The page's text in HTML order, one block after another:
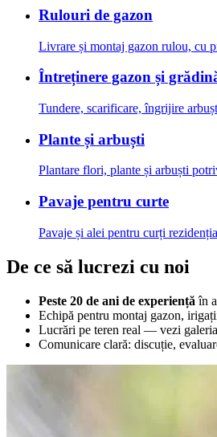
Rulouri de gazon
Livrare și montaj gazon rulou, cu
Întreținere gazon și
Tundere, scarificare, îngrijire
Plante și arbuști
Plantare flori, plante și arbuști
Pavaje pentru curte
Pavaje și alei pentru curți
De ce să lucrezi cu noi
Peste 20 de ani de experiență în
Echipă pentru montaj gazon,
Lucrări pe teren real — vezi
Comunicare clară: discuție,